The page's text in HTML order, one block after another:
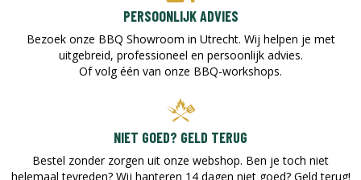
PERSOONLIJK ADVIES
Bezoek onze BBQ Showroom in Utrecht. Wij helpen je met
uitgebreid, professioneel en persoonlijk advies.
Of volg één van onze BBQ-workshops.
NIET GOED? GELD TERUG
Bestel zonder zorgen uit onze webshop. Ben je toch niet
helemaal tevreden? Wij hanteren 14 dagen niet goed? Geld terug!​